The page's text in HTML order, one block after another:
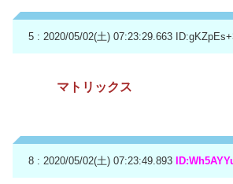
5 : 2020/05/02(土) 07:23:29.663
マトリックス
8 : 2020/05/02(土) 07:23:49.893